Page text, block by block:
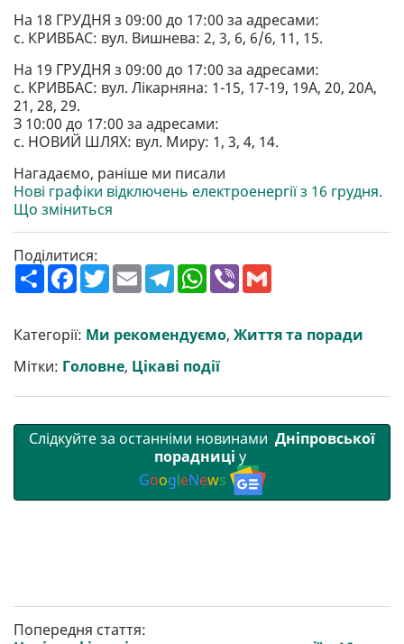
На 18 ГРУДНЯ з 09:00 до 17:00 за адресами:
с. КРИВБАС: вул. Вишнева: 2, 3, 6, 6/6, 11, 15.
На 19 ГРУДНЯ з 09:00 до 17:00 за адресами:
с. КРИВБАС: вул. Лікарняна: 1-15, 17-19, 19А, 20, 20А,
21, 28, 29.
З 10:00 до 17:00 за адресами:
с. НОВИЙ ШЛЯХ: вул. Миру: 1, 3, 4, 14.
Нагадаємо, раніше ми писали
Нові графіки відключень електроенергії з 16 грудня.
Що зміниться
Поділитися:
П
о
р
и
т
и
F
a
b
o
o
k
T
w
e
r
E
m
l
T
e
g
r
a
m
W
h
s
A
p
p
V
r l
Категорії: Ми рекомендуємо, Життя та поради
Мітки: Головне, Цікаві події
Слідкуйте за останніми новинами Дніпровської
порадниці у
GoogleNews
Попередня стаття: